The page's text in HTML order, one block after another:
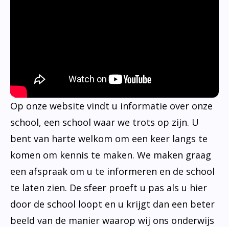
Op onze website vindt u informatie over onze
school, een school waar we trots op zijn. U
bent van harte welkom om een keer langs te
komen om kennis te maken. We maken graag
een afspraak om u te informeren en de school
te laten zien. De sfeer proeft u pas als u hier
door de school loopt en u krijgt dan een beter
beeld van de manier waarop wij ons onderwijs